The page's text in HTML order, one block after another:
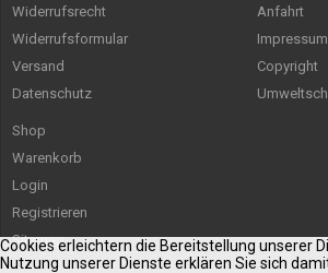
Widerrufsrecht
Widerrufsformular
Versand
Datenschutz
Anfahrt
Impressum
Copyright
Shop
Warenkorb
Login
Registrieren
Sitemap
Cookies erleichtern die Bereitstellung unserer
Nutzung unserer Dienste erklären Sie sich